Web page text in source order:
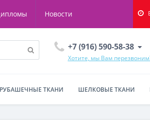
Новости
+7 (916) 590-58-38
Хотите, мы Вам
РУБАШЕЧНЫЕ ТКАНИ ШЕЛКОВЫЕ ТКАНИ